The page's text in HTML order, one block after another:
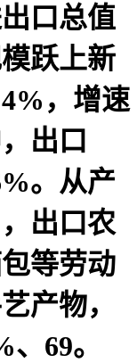
口总值
跃上新
，增速
出口
。从产
出口农
等劳动
产物，
69。